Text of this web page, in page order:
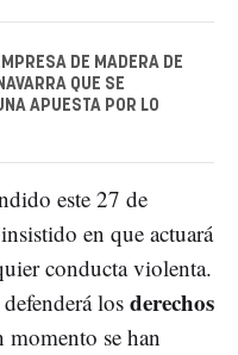
DE MADERA DE
QUE SE
APUESTA POR LO
este 27 de
en que actuará
conducta violenta.
los derechos
momento se han